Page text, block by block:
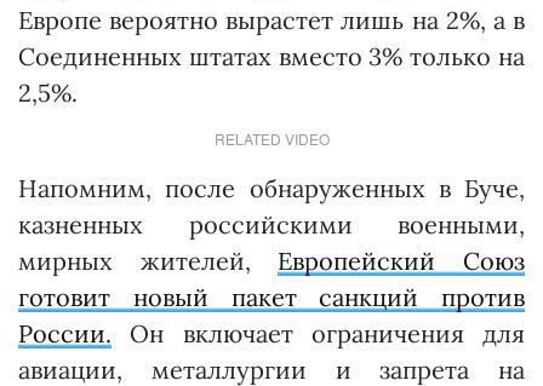
Европе вероятно вырастет лишь на 2%, а в
Соединенных штатах вместо 3% только на
2,5%.
RELATED VIDEO
Напомним, после обнаруженных в Буче,
казненных российскими военными,
мирных жителей, Европейский Союз
готовит новый пакет санкций против
России. Он включает ограничения для
авиации, металлургии и запрета на